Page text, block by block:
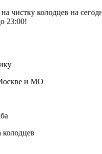
чистку колодцев на
23:00!
и МО